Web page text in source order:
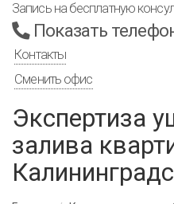
Запись на бесплатную
Показать
Контакты
Сменить офис
Экспертиза
залива